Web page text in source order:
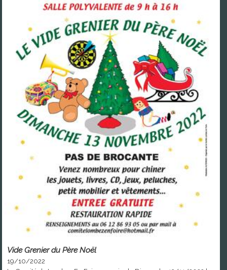
Vide Grenier du Père Noël
19/10/2022